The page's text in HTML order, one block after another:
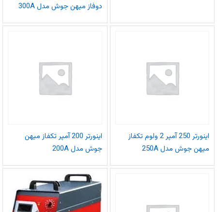
دوفاز میهن جوش مدل 300A
اینورتر 250 آمپر 2 ولوم تکفاز
میهن جوش مدل 250A
اینورتر 200 آمپر تکفاز میهن
جوش مدل 200A